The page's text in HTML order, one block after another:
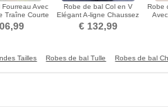
Avec
Traîne Courte
Robe de bal Col en V
Elégant A-ligne Chaussez
Naturel taille
€ 132,99
Robe
Tailles Robes de bal Tulle Robes de bal